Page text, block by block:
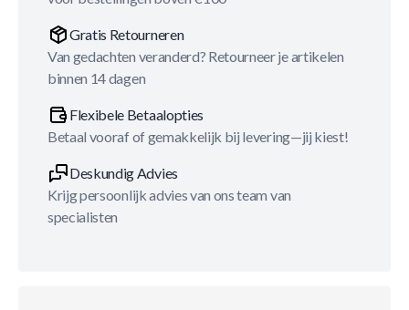
Gratis Retourneren
Van gedachten veranderd? Retourneer je artikelen
binnen 14 dagen
Flexibele Betaalopties
Betaal vooraf of gemakkelijk bij levering—jij kiest!
Deskundig Advies
Krijg persoonlijk advies van ons team van
specialisten